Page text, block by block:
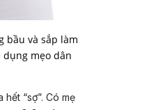
bầu và sắp làm
mẹo dân
“sợ”. Có mẹ